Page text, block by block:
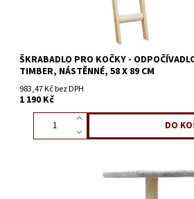
ŠKRABADLO PRO KOČKY -
TIMBER, NÁSTĚNNÉ, 58 X 89 CM
983,47 Kč bez DPH
1 190 Kč